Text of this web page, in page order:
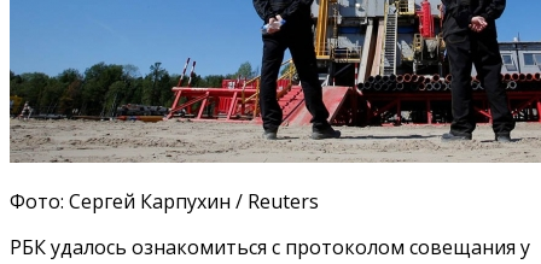
Фото: Сергей Карпухин / Reuters
РБК удалось ознакомиться с протоколом совещания у